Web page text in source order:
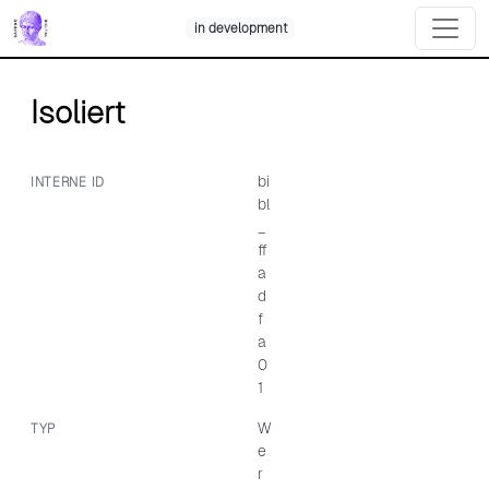
Skip
to
content
in development
Isoliert
INTERNE ID
bi
bl
ff
a
d
f
a
0
1
TYP
W
e
r